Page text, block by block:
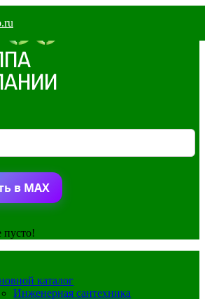
в MAX
пусто!
каталог
Инженерная сантехника